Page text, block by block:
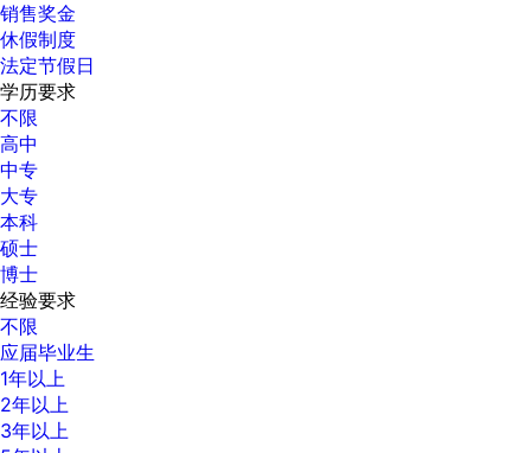
销售奖金
休假制度
法定节假日
学历要求
不限
高中
中专
大专
本科
硕士
博士
经验要求
不限
应届毕业生
1年以上
2年以上
3年以上